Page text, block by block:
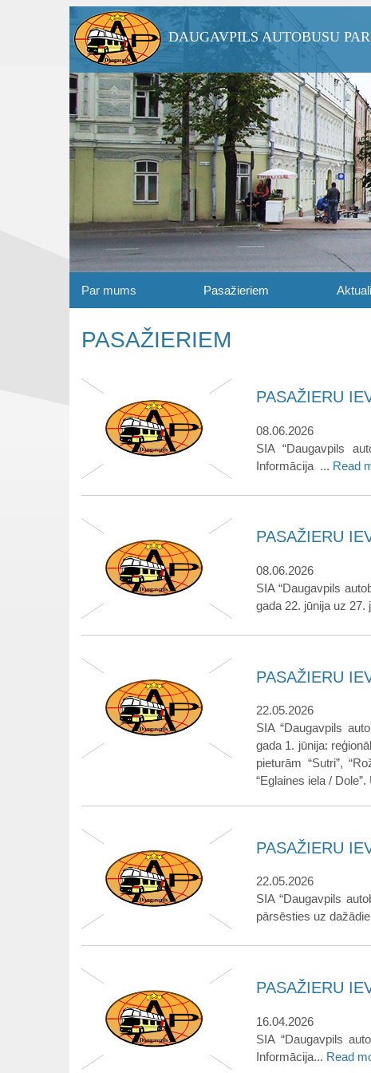
DAUGAVPILS AUTOBUSU
Par mums Pasažieriem
PASAŽIERIEM
PASAŽIERU
08.06.2026
SIA “Daugavpils
Informācija ... Read
PASAŽIERU
08.06.2026
SIA “Daugavpils
gada 22. jūnija uz 27.
PASAŽIERU
22.05.2026
SIA “Daugavpils
gada 1. jūnija:
pieturām “Sutri”,
“Eglaines iela /
PASAŽIERU
22.05.2026
SIA “Daugavpils
pārsēsties uz
PASAŽIERU
16.04.2026
SIA “Daugavpils
Informācija... Read